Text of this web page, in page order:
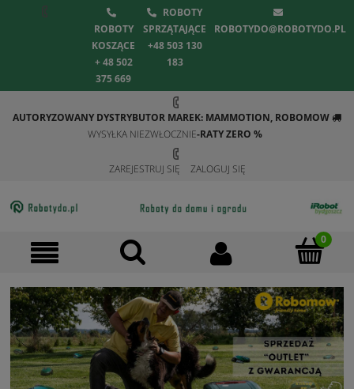
ROBOTY
KOSZĄCE
+ 48 502
375 669
ROBOTY
SPRZĄTAJĄCE
+48 503 130
183
ROBOTYDO@ROBOTYDO.PL
AUTORYZOWANY DYSTRYBUTOR MAREK: MAMMOTION, ROBOMOW
WYSYŁKA NIEZWŁOCZNIE-RATY ZERO %
ZAREJESTRUJ SIĘ ZALOGUJ SIĘ